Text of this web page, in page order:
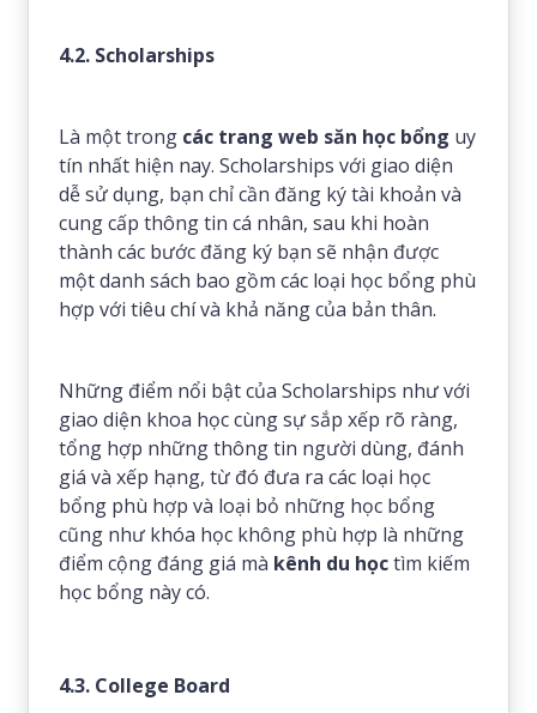
4.2. Scholarships
Là một trong các trang web săn học bổng uy
tín nhất hiện nay. Scholarships với giao diện
dễ sử dụng, bạn chỉ cần đăng ký tài khoản và
cung cấp thông tin cá nhân, sau khi hoàn
thành các bước đăng ký bạn sẽ nhận được
một danh sách bao gồm các loại học bổng phù
hợp với tiêu chí và khả năng của bản thân.
Những điểm nổi bật của Scholarships như với
giao diện khoa học cùng sự sắp xếp rõ ràng,
tổng hợp những thông tin người dùng, đánh
giá và xếp hạng, từ đó đưa ra các loại học
bổng phù hợp và loại bỏ những học bổng
cũng như khóa học không phù hợp là những
điểm cộng đáng giá mà kênh du họctìm kiếm
học bổng này có.
4.3. College Board